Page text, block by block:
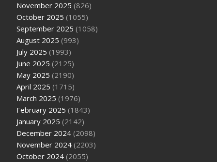
November 2025 (826)
October 2025 (1055)
September 2025 (1058)
August 2025 (993)
July 2025 (1993)
June 2025 (2125)
May 2025 (2190)
April 2025 (1715)
March 2025 (1976)
February 2025 (1843)
January 2025 (2142)
December 2024 (2098)
November 2024 (2203)
October 2024 (2055)